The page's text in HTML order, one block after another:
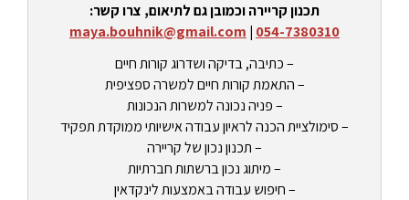
תכנון קריירה וכמובן גם לתיאום, צרו קשר:
054-7380310
|
maya.bouhnik@gmail.com
– כתיבה, בדיקה ושדרוג קורות חיים
– התאמת קורות חיים למשרה ספציפית
– פניה נכונה למשרות הנכונות
– סימולציית הכנה לראיון עבודה אישיותי ממוקדת תפקיד
– תכנון נכון של קריירה
– מיתוג נכון ברשתות חברתיות
– חיפוש עבודה באמצעות לינקדאין